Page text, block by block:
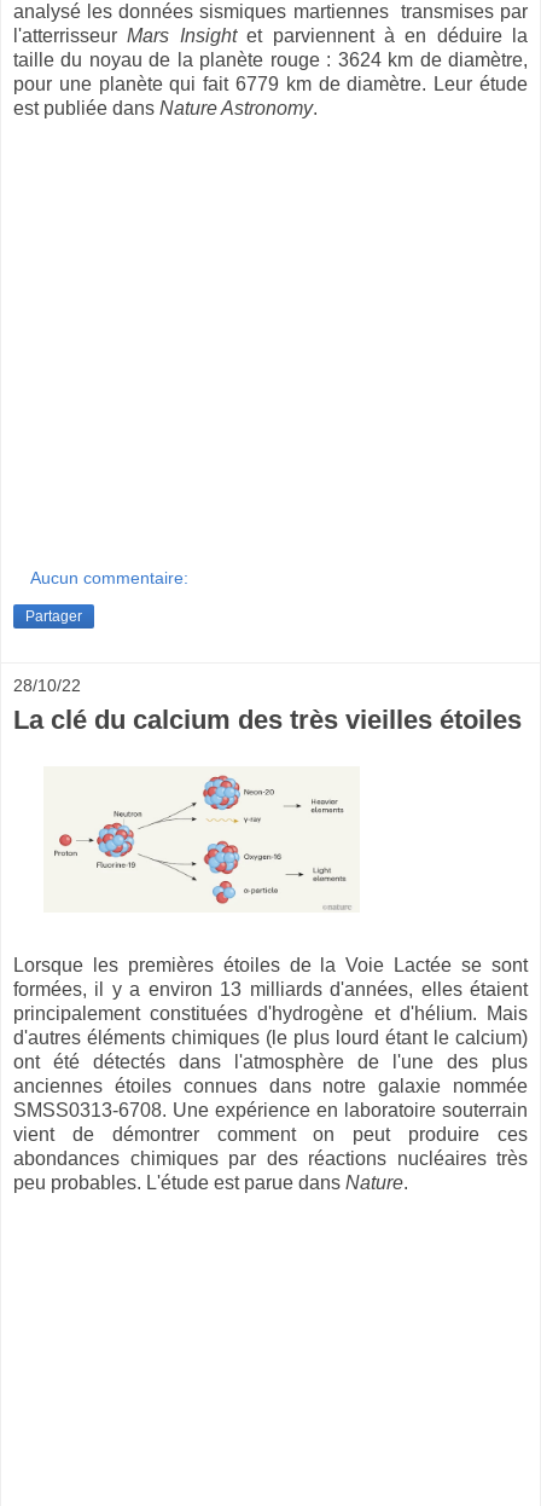
analysé les données sismiques martiennes transmises par
l'atterrisseurMars Insightet parviennent à en déduire la
taille du noyau de la planète rouge : 3624 km de diamètre,
pour une planète qui fait 6779 km de diamètre. Leur étude
est publiée dans Nature Astronomy.
Aucun commentaire:
Partager
28/10/22
La clé du calcium des très vieilles étoiles
Lorsque les premières étoiles de la Voie Lactée se sont
formées, il y a environ 13 milliards d'années, elles étaient
principalement constituées d'hydrogène et d'hélium. Mais
d'autres éléments chimiques (le plus lourd étant le calcium)
ont été détectés dans l'atmosphère de l'une des plus
anciennes étoiles connues dans notre galaxie nommée
SMSS0313-6708. Une expérience en laboratoire souterrain
vient de démontrer comment on peut produire ces
abondances chimiques par des réactions nucléaires très
peu probables. L'étude est parue dans Nature.